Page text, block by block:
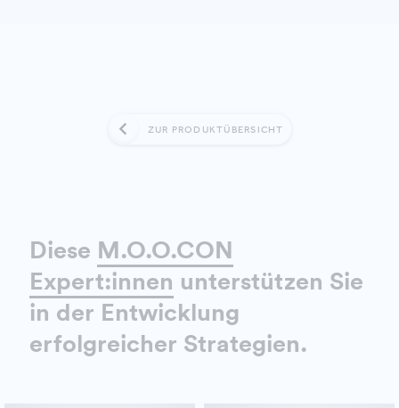
ZUR PRODUKTÜBERSICHT
Diese M.O.O.CON
Expert:innen unterstützen Sie
in der Entwicklung
erfolgreicher Strategien.